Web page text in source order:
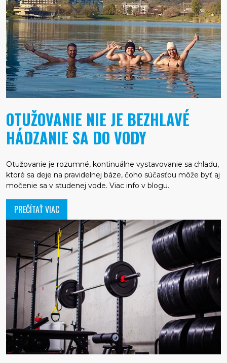
OTUŽOVANIE NIE JE BEZHLAVÉ
HÁDZANIE SA DO VODY
Otužovanie je rozumné, kontinuálne vystavovanie sa chladu,
ktoré sa deje na pravidelnej báze, čoho súčasťou môže byť aj
močenie sa v studenej vode. Viac info v blogu.
PREČÍTAŤ VIAC